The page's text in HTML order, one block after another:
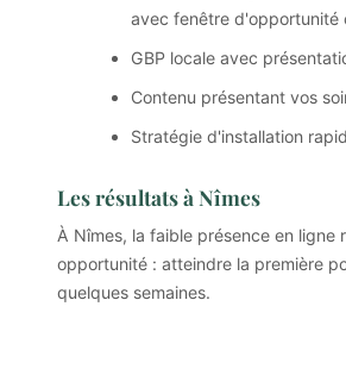
avec fenêtre d'opportunité
GBP locale avec
Contenu présentant vos
Stratégie d'installation
Les résultats à Nîmes
À Nîmes, la faible présence en ligne
opportunité : atteindre la première
quelques semaines.